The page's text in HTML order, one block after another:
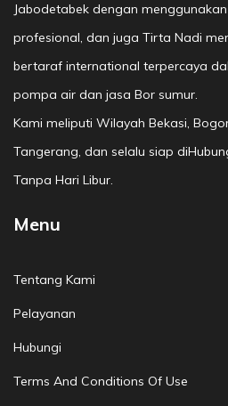
Jabodetabek dengan
profesional, dan juga Tirta Nadi
bertaraf international terpercaya
pompa air dan jasa Bor sumur.
Kami meliputi Wilayah Bekasi,
Tangerang, dan selalu siap
Tanpa Hari Libur.
Menu
Tentang Kami
Pelayanan
Hubungi
Terms And Conditions Of Use